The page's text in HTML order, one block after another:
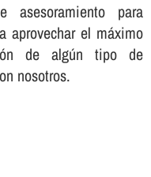
para
aprovechar el máximo
de algún tipo de
nosotros.